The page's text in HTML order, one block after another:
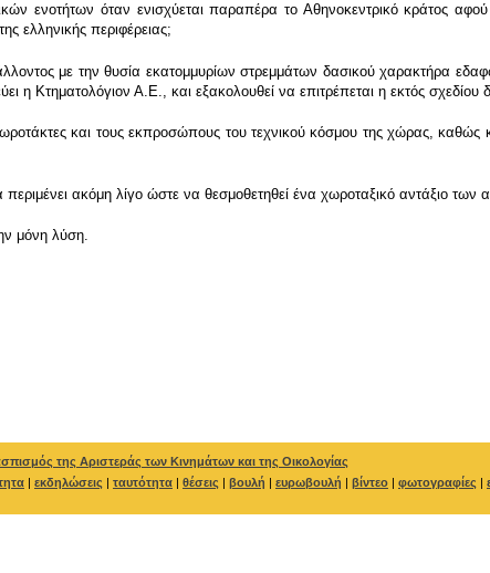
ενοτήτων όταν ενισχύεται παραπέρα το Αθηνοκεντρικό κράτος
ελληνικής περιφέρειας;
με την θυσία εκατομμυρίων στρεμμάτων δασικού χαρακτήρα
Κτηματολόγιον Α.Ε., και εξακολουθεί να επιτρέπεται η εκτός σχεδίου
και τους εκπροσώπους του τεχνικού κόσμου της χώρας, καθώς
ακόμη λίγο ώστε να θεσμοθετηθεί ένα χωροταξικό αντάξιο των
μόνη λύση.
της Αριστεράς των Κινημάτων και της Οικολογίας
| εκδηλώσεις | ταυτότητα | θέσεις | βουλή | ευρωβουλή | βίντεο | φωτογραφίες |